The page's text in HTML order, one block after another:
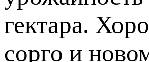
гектара.
сорго и